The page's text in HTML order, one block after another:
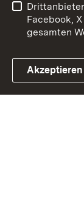
Link zum
Impressum
Facebook,
gesamten
Akzeptieren